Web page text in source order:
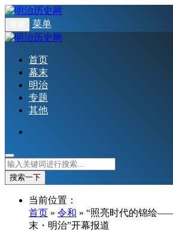
菜单
首页
幕末
明治
专题
其他
搜索一下
当前位置：
首页 » 令和 » “照亮时代的锦绘
末・明治”开幕报道